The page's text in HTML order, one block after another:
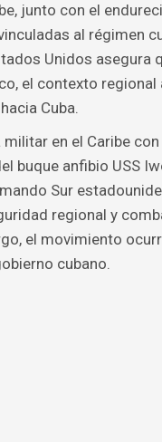
junto con el
al régimen
Unidos asegura
el contexto regional
Cuba.
en el Caribe
buque anfibio USS
Sur
regional y
el movimiento
cubano.